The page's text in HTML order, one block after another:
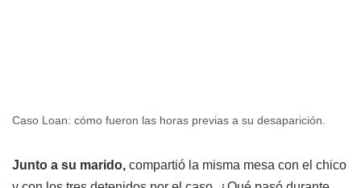
Caso Loan: cómo fueron las horas previas a su desaparición.
Junto a su marido, compartió la misma mesa con el chico